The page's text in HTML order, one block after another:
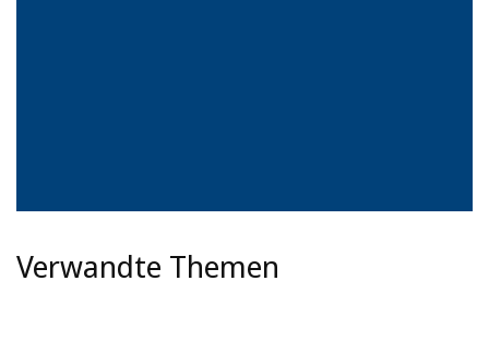
Verwandte Themen